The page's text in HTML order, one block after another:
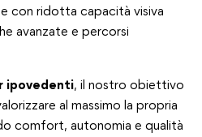
con ridotta capacità visiva
avanzate e percorsi
ipovedenti, il nostro obiettivo
al massimo la propria
comfort, autonomia e qualità